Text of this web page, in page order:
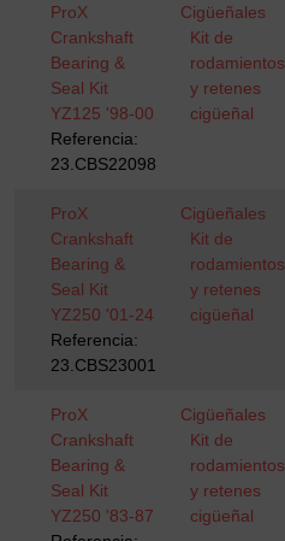
ProX
Crankshaft
Bearing &
Seal Kit
YZ125 '98-00
Referencia:
23.CBS22098
Cigüeñales
Kit de
rodamientos
y retenes
cigüeñal
ProX
Crankshaft
Bearing &
Seal Kit
YZ250 '01-24
Referencia:
23.CBS23001
Cigüeñales
Kit de
rodamientos
y retenes
cigüeñal
ProX
Crankshaft
Bearing &
Seal Kit
YZ250 '83-87
Cigüeñales
Kit de
rodamientos
y retenes
cigüeñal